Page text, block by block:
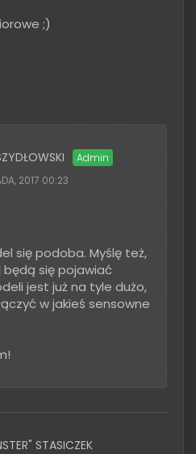
;)
2017 00:23
się podoba. Myślę też,
się pojawiać
jest już na tyle dużo,
w jakieś sensowne
STASICZEK